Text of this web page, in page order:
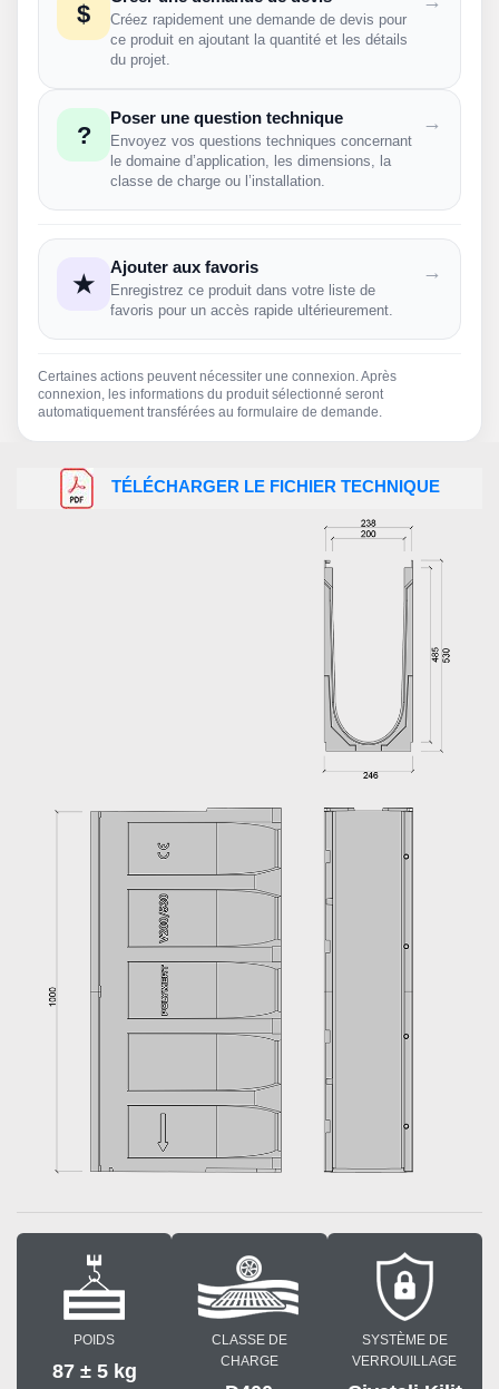
$
Créez rapidement une demande de devis pour
ce produit en ajoutant la quantité et les détails
du projet.
?
Poser une question technique
Envoyez vos questions techniques concernant
le domaine d’application, les dimensions, la
classe de charge ou l’installation.
→
★
Ajouter aux favoris
Enregistrez ce produit dans votre liste de
favoris pour un accès rapide ultérieurement.
→
Certaines actions peuvent nécessiter une connexion. Après
connexion, les informations du produit sélectionné seront
automatiquement transférées au formulaire de demande.
TÉLÉCHARGER LE FICHIER TECHNIQUE
POIDS
87 ± 5 kg
CLASSE DE
CHARGE
SYSTÈME DE
VERROUILLAGE